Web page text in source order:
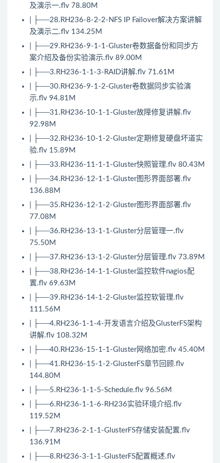
及演示一.flv 78.80M
| ├──28.RH236-8-2-2-NFS IP Failover解决方案讲解
及演示二.flv 134.25M
| ├──29.RH236-9-1-1-Gluster卷数据备份和同步方
案介绍及备份实验演示.flv 89.00M
| ├──3.RH236-1-1-3-RAID讲解.flv 71.61M
| ├──30.RH236-9-1-2-Gluster卷数据同步实验演
示.flv 94.81M
| ├──31.RH236-10-1-1-Gluster故障修复讲解.flv
92.98M
| ├──32.RH236-10-1-2-Gluster定期修复硬盘坏道实
验.flv 15.89M
| ├──33.RH236-11-1-1-Gluster快照管理.flv 80.43M
| ├──34.RH236-12-1-1-Gluster图形界面部署.flv
136.88M
| ├──35.RH236-12-1-2-Gluster图形界面部署.flv
77.08M
| ├──36.RH236-13-1-1-Gluster分层管理一.flv
75.50M
| ├──37.RH236-13-1-2-Gluster分层管理.flv 73.89M
| ├──38.RH236-14-1-1-Gluster监控软件nagios配
置.flv 69.63M
| ├──39.RH236-14-1-2-Gluster监控软管理.flv
111.56M
| ├──4.RH236-1-1-4-开发语言介绍及GlusterFS架构
讲解.flv 108.32M
| ├──40.RH236-15-1-1-Gluster网络加密.flv 45.40M
| ├──41.RH236-15-1-2-GlusterFS章节回顾.flv
144.80M
| ├──5.RH236-1-1-5-Schedule.flv 96.56M
| ├──6.RH236-1-1-6-RH236实验环境介绍.flv
119.52M
| ├──7.RH236-2-1-1-GlusterFS存储安装配置.flv
136.91M
| ├──8.RH236-3-1-1-GlusterFS配置概述.flv